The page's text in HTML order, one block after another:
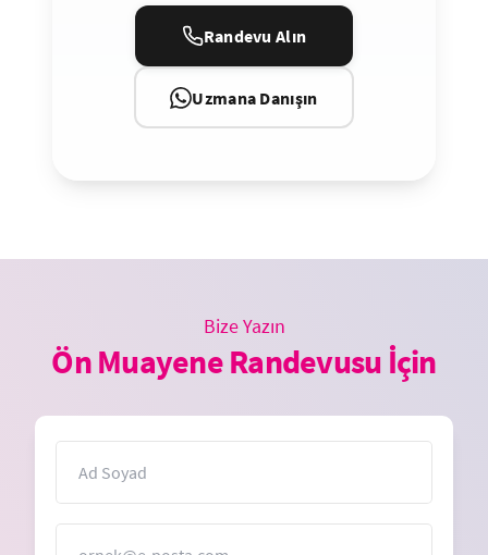
Randevu Alın
Uzmana Danışın
Bize Yazın
Ön Muayene Randevusu İçin